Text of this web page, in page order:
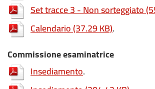
Set tracce 3 - Non sorteggiato
Calendario(37.29 KB).
Commissione esaminatrice
Insediamento.